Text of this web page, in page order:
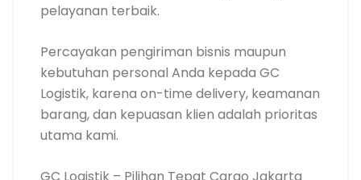
pelayanan terbaik.
Percayakan pengiriman bisnis maupun
kebutuhan personal Anda kepada GC
Logistik, karena on-time delivery, keamanan
barang, dan kepuasan klien adalah prioritas
utama kami.
GC Logistik – Pilihan Tepat Cargo Jakarta